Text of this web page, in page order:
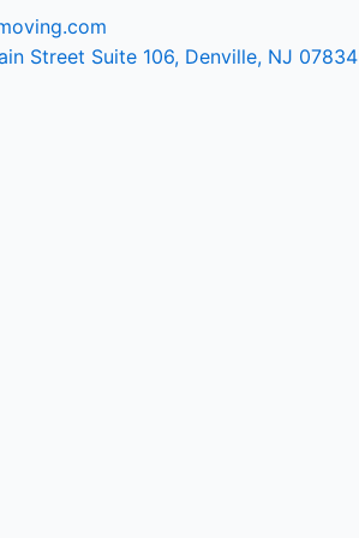
Street Suite 106, Denville, NJ 07834